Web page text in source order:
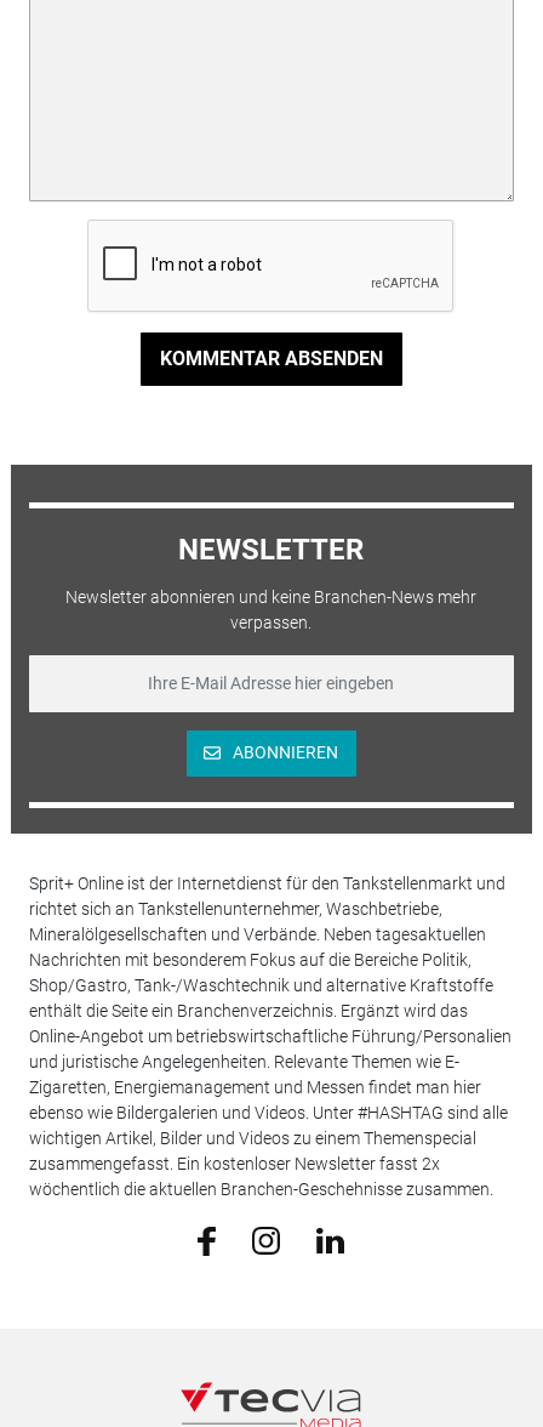
KOMMENTAR ABSENDEN
NEWSLETTER
Newsletter abonnieren und keine Branchen-News mehr
verpassen.
ABONNIEREN
Sprit+ Online ist der Internetdienst für den Tankstellenmarkt und
richtet sich an Tankstellenunternehmer, Waschbetriebe,
Mineralölgesellschaften und Verbände. Neben tagesaktuellen
Nachrichten mit besonderem Fokus auf die Bereiche Politik,
Shop/Gastro, Tank-/Waschtechnik und alternative Kraftstoffe
enthält die Seite ein Branchenverzeichnis. Ergänzt wird das
Online-Angebot um betriebswirtschaftliche Führung/Personalien
und juristische Angelegenheiten. Relevante Themen wie E-
Zigaretten, Energiemanagement und Messen findet man hier
ebenso wie Bildergalerien und Videos. Unter #HASHTAG sind alle
wichtigen Artikel, Bilder und Videos zu einem Themenspecial
zusammengefasst. Ein kostenloser Newsletter fasst 2x
wöchentlich die aktuellen Branchen-Geschehnisse zusammen.